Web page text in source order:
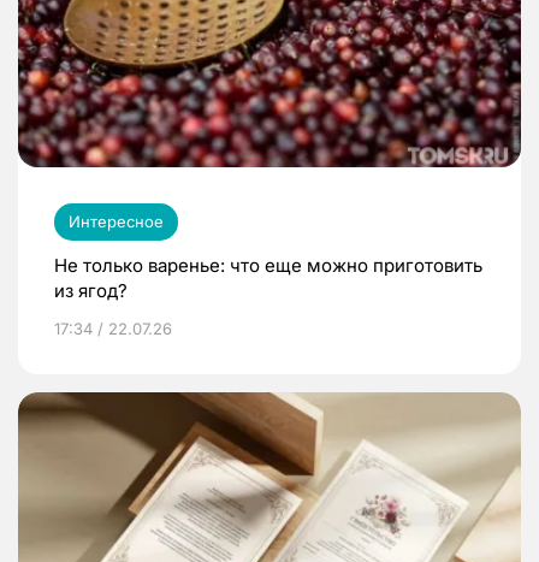
Интересное
Не только варенье: что еще можно приготовить
из ягод?
17:34 / 22.07.26